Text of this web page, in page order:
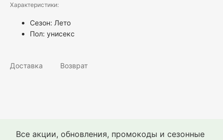
Характеристики:
Сезон: Лето
Пол: унисекс
Доставка Возврат
Все акции, обновления, промокоды и сезонные